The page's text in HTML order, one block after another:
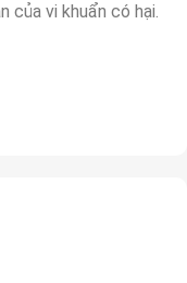
của vi khuẩn có hại.